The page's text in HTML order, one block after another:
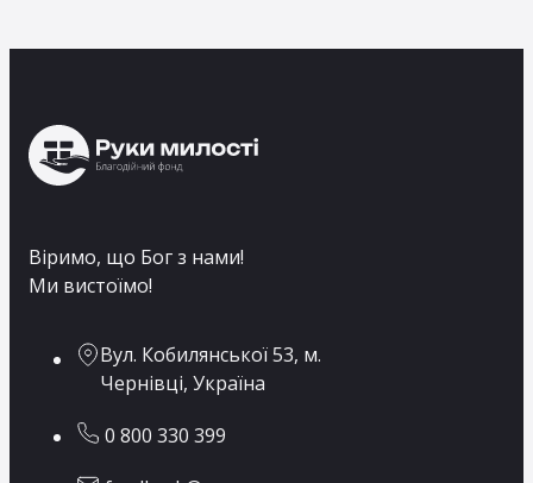
Віримо, що Бог з нами!
Ми вистоїмо!
Вул. Кобилянської 53, м.
Чернівці, Україна
0 800 330 399